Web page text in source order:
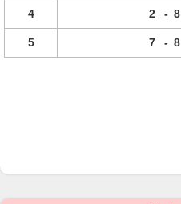
4 2 - 8
5 7 - 8